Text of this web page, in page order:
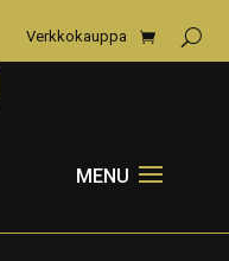
Verkkokauppa